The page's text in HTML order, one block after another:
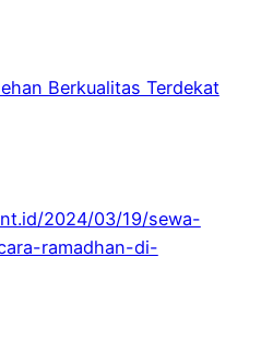
Berkualitas Terdekat
2024/03/19/sewa-
ramadhan-di-